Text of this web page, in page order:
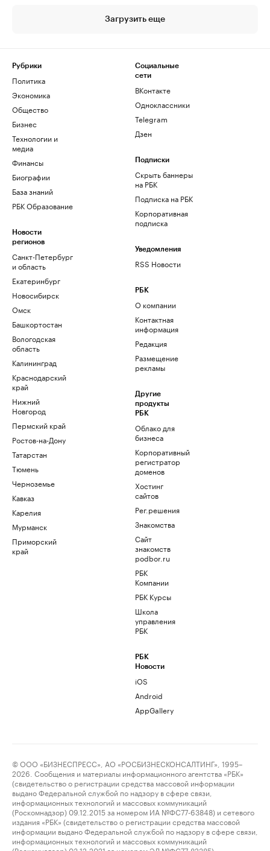
Загрузить еще
Рубрики
Политика
Экономика
Общество
Бизнес
Технологии и
медиа
Финансы
Биографии
База знаний
РБК Образование
Новости
регионов
Санкт-Петербург
и область
Екатеринбург
Новосибирск
Омск
Башкортостан
Вологодская
область
Калининград
Краснодарский
край
Нижний
Новгород
Пермский край
Ростов-на-Дону
Татарстан
Тюмень
Черноземье
Кавказ
Карелия
Мурманск
Приморский
край
Социальные
сети
ВКонтакте
Одноклассники
Telegram
Дзен
Подписки
Скрыть баннеры
на РБК
Подписка на РБК
Корпоративная
подписка
Уведомления
RSS Новости
РБК
О компании
Контактная
информация
Редакция
Размещение
рекламы
Другие
продукты
РБК
Облако для
бизнеса
Корпоративный
регистратор
доменов
Хостинг
сайтов
Рег.решения
Знакомства
Сайт
знакомств
podbor.ru
РБК
Компании
РБК Курсы
Школа
управления
РБК
РБК
Новости
iOS
Android
AppGallery
© ООО «БИЗНЕСПРЕСС», АО «РОСБИЗНЕСКОНСАЛТИНГ», 1995–
2026. Сообщения и материалы информационного агентства «РБК»
(свидетельство о регистрации средства массовой информации
выдано Федеральной службой по надзору в сфере связи,
информационных технологий и массовых коммуникаций
(Роскомнадзор) 09.12.2015 за номером ИА №ФС77-63848) и сетевого
издания «РБК» (свидетельство о регистрации средства массовой
информации выдано Федеральной службой по надзору в сфере связи,
информационных технологий и массовых коммуникаций